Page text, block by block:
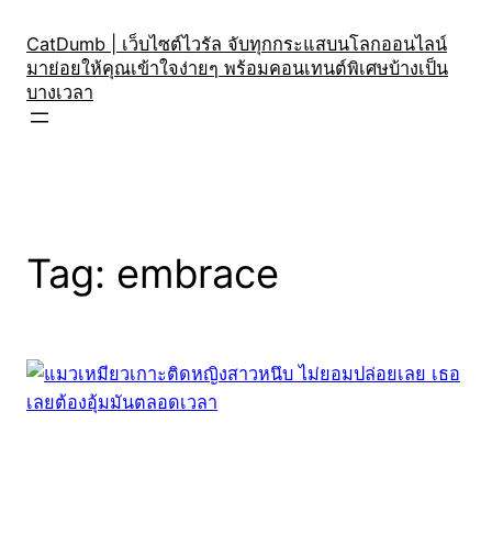
content
CatDumb | เว็บไซต์ไวรัล จับทุกกระแสบนโลกออนไลน์
มาย่อยให้คุณเข้าใจง่ายๆ พร้อมคอนเทนต์พิเศษบ้างเป็น
บางเวลา
Tag: embrace